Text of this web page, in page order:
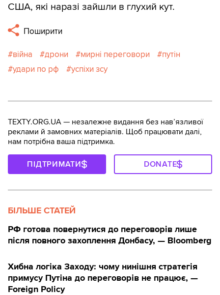
США, які наразі зайшли в глухий кут.
Поширити
війна дрони мирні переговори
путін
удари по рф
успіхи зсу
TEXTY.ORG.UA — незалежне видання без навʼязливої
реклами й замовних матеріалів. Щоб працювати далі,
нам потрібна ваша підтримка.
ПІДТРИМАТИ DONATE
БІЛЬШЕ СТАТЕЙ
РФ готова повернутися до переговорів лише
після повного захоплення Донбасу, — Bloomberg
Хибна логіка Заходу: чому нинішня стратегія
примусу Путіна до переговорів не працює, —
Foreign Policy